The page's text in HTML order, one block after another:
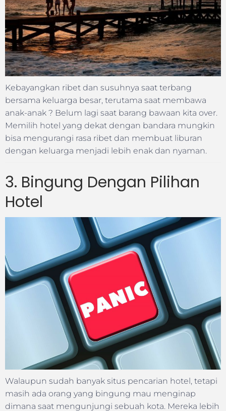
Kebayangkan ribet dan susuhnya saat terbang
bersama keluarga besar, terutama saat membawa
anak-anak ? Belum lagi saat barang bawaan kita over.
Memilih hotel yang dekat dengan bandara mungkin
bisa mengurangi rasa ribet dan membuat liburan
dengan keluarga menjadi lebih enak dan nyaman.
3. Bingung Dengan Pilihan
Hotel
Walaupun sudah banyak situs pencarian hotel, tetapi
masih ada orang yang bingung mau menginap
dimana saat mengunjungi sebuah kota. Mereka lebih